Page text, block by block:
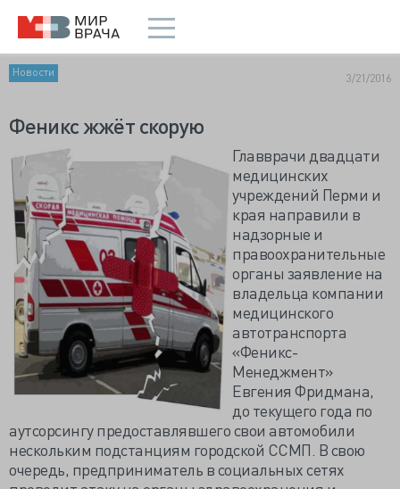
Новости 3/21/2016
Феникс жжёт скорую
Главврачи двадцати
медицинских
учреждений Перми и
края направили в
надзорные и
правоохранительные
органы заявление на
владельца компании
медицинского
автотранспорта
«Феникс-
Менеджмент»
Евгения Фридмана,
до текущего года по
аутсорсингу предоставлявшего свои автомобили
нескольким подстанциям городской ССМП. В свою
очередь, предприниматель в социальных сетях